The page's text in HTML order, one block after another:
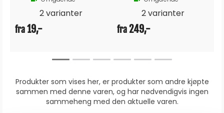
2 varianter
fra19,-
2 varianter
fra249,-
Produkter som vises her, er produkter som andre kjøpte
sammen med denne varen, og har nødvendigvis ingen
sammeheng med den aktuelle varen.